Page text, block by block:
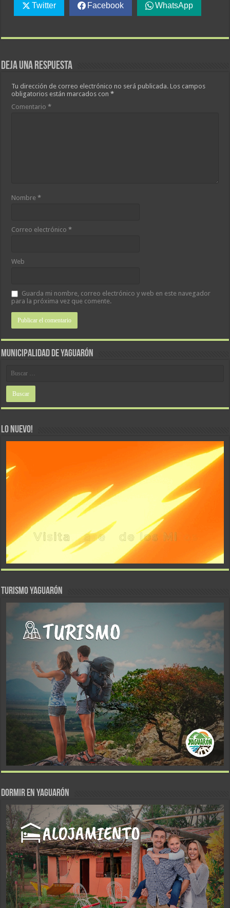
Twitter Facebook WhatsApp
Deja una respuesta
Tu dirección de correo electrónico no será publicada. Los campos
obligatorios están marcados con*
Comentario*
Nombre*
Correo electrónico*
Web
Guarda mi nombre, correo electrónico y web en este navegador
para la próxima vez que comente.
MUNICIPALIDAD DE YAGUARÓN
LO NUEVO!
TURISMO YAGUARÓN
DORMIR EN YAGUARÓN